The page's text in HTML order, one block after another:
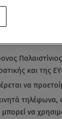
και της
να
τηλέφωνα,
να